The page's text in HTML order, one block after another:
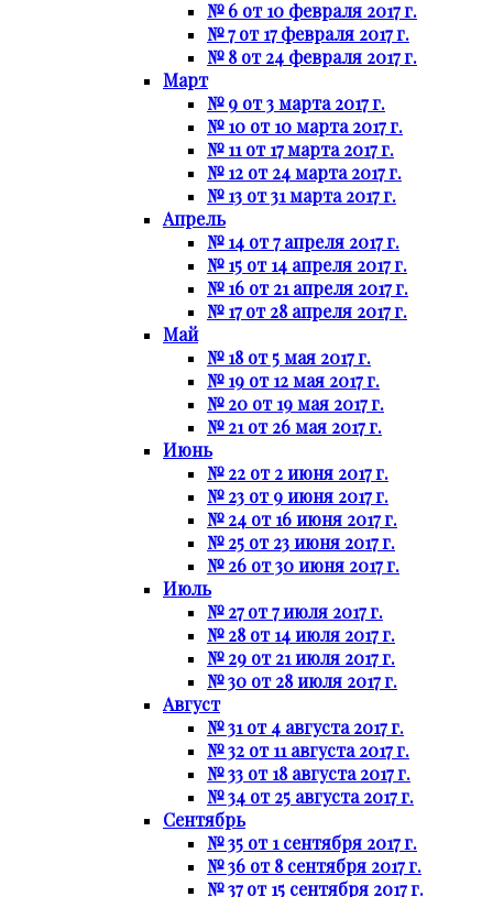
№ 6 от 10 февраля 2017 г.
№ 7 от 17 февраля 2017 г.
№ 8 от 24 февраля 2017 г.
Март
№ 9 от 3 марта 2017 г.
№ 10 от 10 марта 2017 г.
№ 11 от 17 марта 2017 г.
№ 12 от 24 марта 2017 г.
№ 13 от 31 марта 2017 г.
Апрель
№ 14 от 7 апреля 2017 г.
№ 15 от 14 апреля 2017 г.
№ 16 от 21 апреля 2017 г.
№ 17 от 28 апреля 2017 г.
Май
№ 18 от 5 мая 2017 г.
№ 19 от 12 мая 2017 г.
№ 20 от 19 мая 2017 г.
№ 21 от 26 мая 2017 г.
Июнь
№ 22 от 2 июня 2017 г.
№ 23 от 9 июня 2017 г.
№ 24 от 16 июня 2017 г.
№ 25 от 23 июня 2017 г.
№ 26 от 30 июня 2017 г.
Июль
№ 27 от 7 июля 2017 г.
№ 28 от 14 июля 2017 г.
№ 29 от 21 июля 2017 г.
№ 30 от 28 июля 2017 г.
Август
№ 31 от 4 августа 2017 г.
№ 32 от 11 августа 2017 г.
№ 33 от 18 августа 2017 г.
№ 34 от 25 августа 2017 г.
Сентябрь
№ 35 от 1 сентября 2017 г.
№ 36 от 8 сентября 2017 г.
№ 37 от 15 сентября 2017 г.